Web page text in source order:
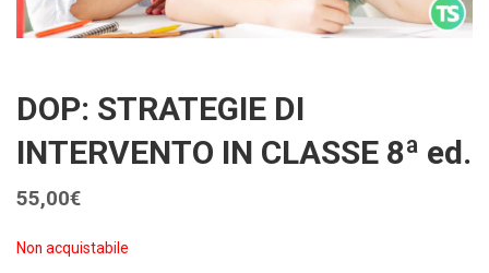
DOP: STRATEGIE DI
INTERVENTO IN CLASSE 8ª ed.
55,00€
Non acquistabile